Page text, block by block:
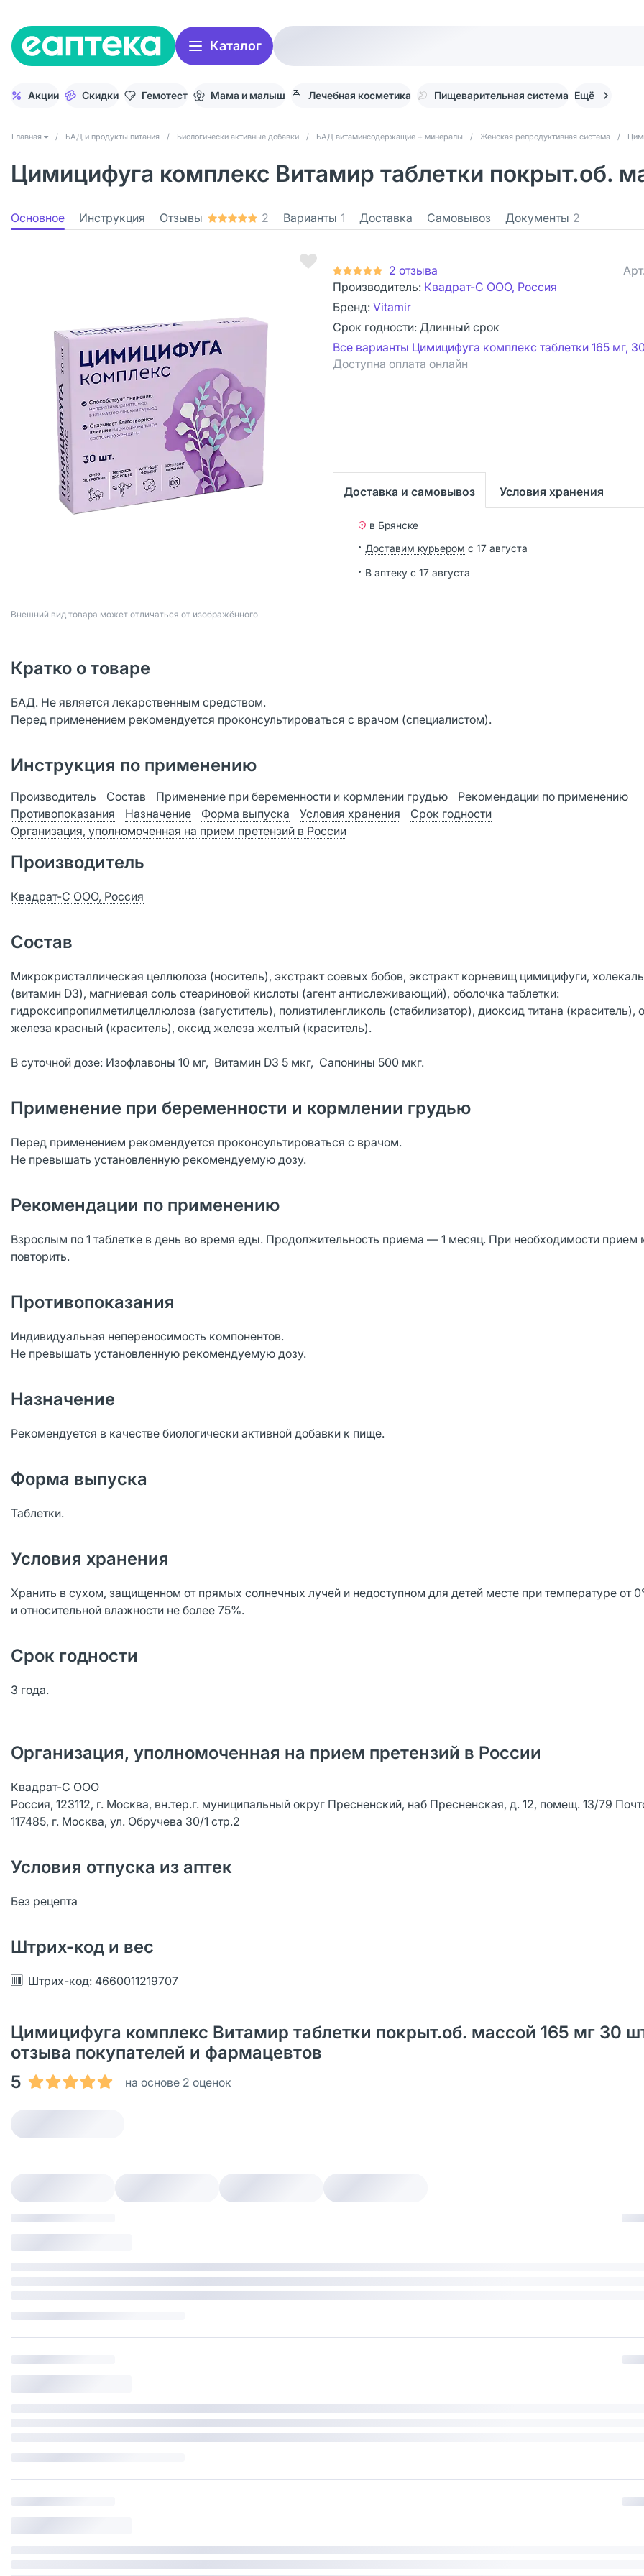
Каталог
Акции Скидки Гемотест Мама и малыш Лечебная косметика Пищеварительная система Ещё
Главная / БАД и продукты питания / Биологически активные добавки / БАД витаминсодержащие + минералы / Женская репродуктивная система /
Цимицифуга комплекс Витамир таблетки покрыт.об.
Основное Инструкция Отзывы 2 Варианты 1 Доставка Самовывоз Документы 2
Bнешний вид товара может отличаться от изображённого
2 отзыва
Производитель: Квадрат-С ООО, Россия
Бренд: Vitamir
Срок годности: Длинный срок
Все варианты Цимицифуга комплекс таблетки 165 мг,
Доступна оплата онлайн
Доставка и самовывоз Условия хранения
в Брянске
Доставим курьером с 17 августа
В аптеку с 17 августа
Кратко о товаре
БАД. Не является лекарственным средством.
Перед применением рекомендуется проконсультироваться с врачом (специалистом).
Инструкция по применению
Производитель Состав Применение при беременности и кормлении грудью
Рекомендации по применению
Противопоказания
Назначение Форма выпуска Условия хранения
Срок годности
Организация, уполномоченная на прием претензий в России
Производитель
Квадрат-С ООО, Россия
Состав
Микрокристаллическая целлюлоза (носитель), экстракт соевых бобов, экстракт корневищ цимицифуги,
(витамин D3), магниевая соль стеариновой кислоты (агент антислеживающий), оболочка таблетки:
гидроксипропилметилцеллюлоза (загуститель), полиэтиленгликоль (стабилизатор), диоксид титана (краситель),
железа красный (краситель), оксид железа желтый (краситель).
В суточной дозе: Изофлавоны 10 мг, Витамин D3 5 мкг, Сапонины 500 мкг.
Применение при беременности и кормлении грудью
Перед применением рекомендуется проконсультироваться с врачом.
Не превышать установленную рекомендуемую дозу.
Рекомендации по применению
Взрослым по 1 таблетке в день во время еды. Продолжительность приема — 1 месяц. При необходимости
повторить.
Противопоказания
Индивидуальная непереносимость компонентов.
Не превышать установленную рекомендуемую дозу.
Назначение
Рекомендуется в качестве биологически активной добавки к пище.
Форма выпуска
Таблетки.
Условия хранения
Хранить в сухом, защищенном от прямых солнечных лучей и недоступном для детей месте при температуре от
и относительной влажности не более 75%.
Срок годности
3 года.
Организация, уполномоченная на прием претензий в России
Квадрат-С ООО
Россия, 123112, г. Москва, вн.тер.г. муниципальный округ Пресненский, наб Пресненская, д. 12, помещ. 13/79
117485, г. Москва, ул. Обручева 30/1 стр.2
Условия отпуска из аптек
Без рецепта
Штрих-код и вес
Штрих-код: 4660011219707
Цимицифуга комплекс Витамир таблетки покрыт.об. массой 165 мг 30
отзыва покупателей и фармацевтов
5
на основе 2 оценок